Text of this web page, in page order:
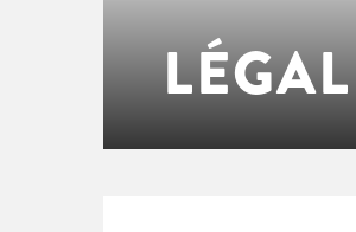
Cadre de vie
Culture
Logement
État-civil &
Séances du
Actes
Ville éducative
Ville écologique